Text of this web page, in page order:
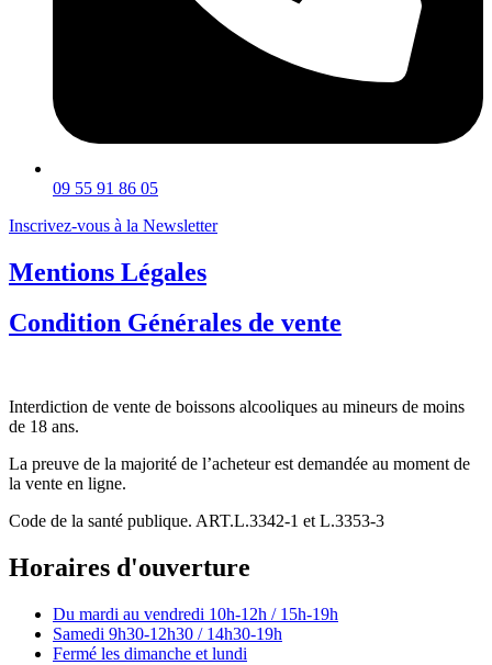
09 55 91 86 05
Inscrivez-vous à la Newsletter
Mentions Légales
Condition Générales de vente
Interdiction de vente de boissons alcooliques au mineurs de moins
de 18 ans.
La preuve de la majorité de l’acheteur est demandée au moment de
la vente en ligne.
Code de la santé publique. ART.L.3342-1 et L.3353-3
Horaires d'ouverture
Du mardi au vendredi 10h-12h / 15h-19h
Samedi 9h30-12h30 / 14h30-19h
Fermé les dimanche et lundi